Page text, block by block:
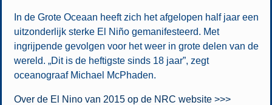
In de Grote Oceaan heeft zich het afgelopen half jaar een
uitzonderlijk sterke El Niño gemanifesteerd. Met
ingrijpende gevolgen voor het weer in grote delen van de
wereld. „Dit is de heftigste sinds 18 jaar”, zegt
oceanograaf Michael McPhaden.
Over de El Nino van 2015 op de NRC website >>>